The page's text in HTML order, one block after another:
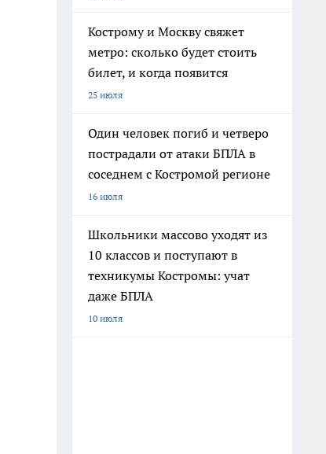
Кострому и Москву свяжет
метро: сколько будет стоить
билет, и когда появится
25 июля
Один человек погиб и четверо
пострадали от атаки БПЛА в
соседнем с Костромой регионе
16 июля
Школьники массово уходят из
10 классов и поступают в
техникумы Костромы: учат
даже БПЛА
10 июля